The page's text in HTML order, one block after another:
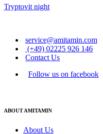
Tryptovit night
service@amitamin.com
(+49) 02225 926 146
Contact Us
Follow us on facebook
ABOUT AMITAMIN
About Us